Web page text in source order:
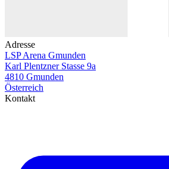
Adresse
LSP Arena Gmunden
Karl Plentzner Stasse 9a
4810 Gmunden
Österreich
Kontakt